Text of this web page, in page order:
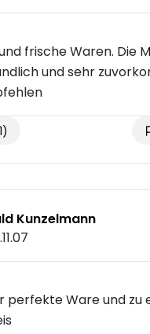
frische Waren. Die
und sehr
Kunzelmann
perfekte Ware und zu